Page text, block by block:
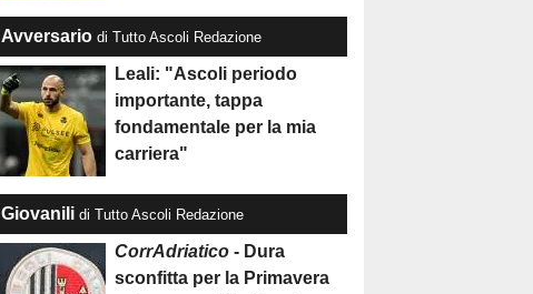
Avversario di Tutto Ascoli Redazione
Leali: "Ascoli periodo
importante, tappa
fondamentale per la mia
carriera"
Giovanili di Tutto Ascoli Redazione
CorrAdriatico - Dura
sconfitta per la Primavera